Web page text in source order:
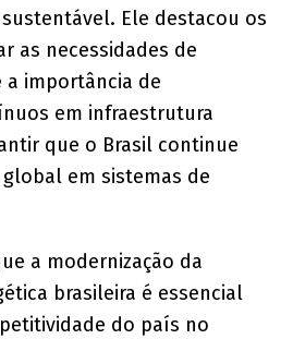
Ele destacou os
as necessidades de
a importância de
em infraestrutura
que o Brasil continue
em sistemas de
a modernização da
brasileira é essencial
do país no